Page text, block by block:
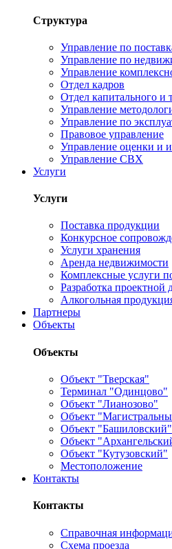
Структура
Управление по
Управление по
Управление
Отдел кадров
Отдел капитального и
Управление
Управление по
Правовое управление
Управление оценки и
Управление СВХ
Услуги
Услуги
Поставка продукции
Конкурсное
Услуги хранения
Аренда недвижимости
Комплексные услуги
Разработка проектной
Алкогольная
Партнеры
Объекты
Объекты
Объект "Тверская"
Терминал "Одинцово"
Объект "Лианозово"
Объект
Объект "Башиловский"
Объект
Объект "Кутузовский"
Местоположение
Контакты
Контакты
Справочная
Схема проезда